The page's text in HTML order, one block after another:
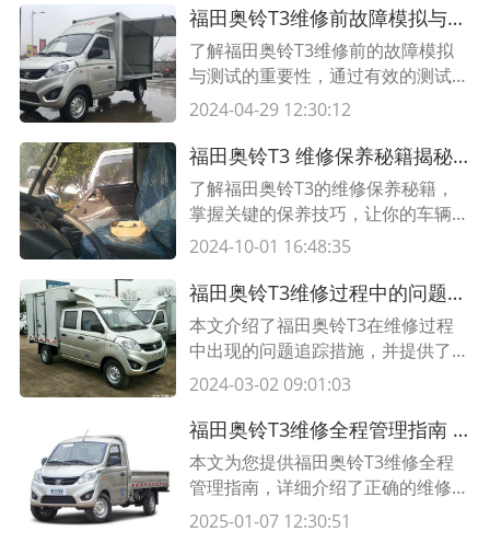
故障诊断码目录 用小苏打清洗氧传
感器好吗 01-发动机电控故障诊断、
02-进气岐管压力、温度传感器故
障、03-爆震传感器故障、04-曲轴位
置传
福田奥铃T3维修前故障模拟与测试的重要性
了解福田奥铃T3维修前的故障模拟
与测试的重要性，通过有效的测试程
序可以准确找出车辆故障并做出相应
2024-04-29 12:30:12
福田奥铃T3 维修保养秘籍揭秘，让你的车辆永葆青春活力
了解福田奥铃T3的维修保养秘籍，
掌握关键的保养技巧，让你的车辆始
终保持出色的性能和外观。本文以表
供便捷的信息参考。点击了解更多！
2024-10-01 16:48:35
福田奥铃T3维修过程中的问题追踪措施及解决方法
本文介绍了福田奥铃T3在维修过程
中出现的问题追踪措施，并提供了解
决方法。了解这些维修问题和解决方
T3。
2024-03-02 09:01:03
福田奥铃T3维修全程管理指南 了解正确的维修步骤与管理策略
本文为您提供福田奥铃T3维修全程
管理指南，详细介绍了正确的维修步
骤和有效的管理策略，帮助您更好地
2025-01-07 12:30:51